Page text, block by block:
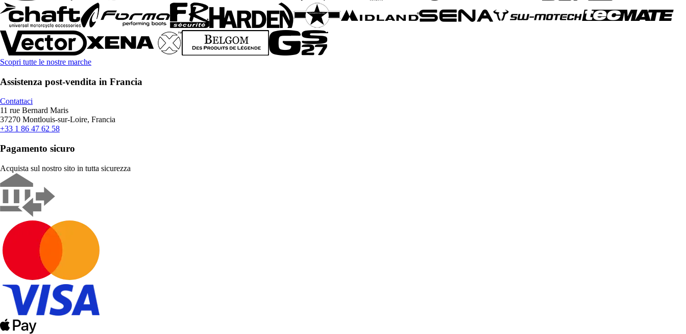
Scopri tutte le nostre marche
Assistenza post-vendita in Francia
Contattaci
11 rue Bernard Maris
37270 Montlouis-sur-Loire, Francia
+33 1 86 47 62 58
Pagamento sicuro
Acquista sul nostro sito in tutta sicurezza